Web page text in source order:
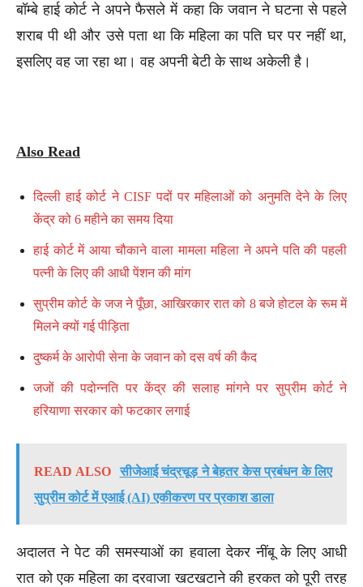
बॉम्बे हाई कोर्ट ने अपने फैसले में कहा कि जवान ने घटना से पहले
शराब पी थी और उसे पता था कि महिला का पति घर पर नहीं था,
इसलिए वह जा रहा था। वह अपनी बेटी के साथ अकेली है।
Also Read
दिल्ली हाई कोर्ट ने CISF पदों पर महिलाओं को अनुमति देने के लिए
केंद्र को 6 महीने का समय दिया
हाई कोर्ट में आया चौकाने वाला मामला महिला ने अपने पति की पहली
पत्नी के लिए की आधी पेंशन की मांग
सुप्रीम कोर्ट के जज ने पूँछा, आखिरकार रात को 8 बजे होटल के रूम में
मिलने क्यों गई पीड़िता
दुष्कर्म के आरोपी सेना के जवान को दस वर्ष की कैद
जजों की पदोन्नति पर केंद्र की सलाह मांगने पर सुप्रीम कोर्ट ने
हरियाणा सरकार को फटकार लगाई
READ ALSO
सीजेआई चंद्रचूड़ ने बेहतर केस प्रबंधन के लिए
सुप्रीम कोर्ट में एआई (AI) एकीकरण पर प्रकाश डाला
अदालत ने पेट की समस्याओं का हवाला देकर नींबू के लिए आधी
रात को एक महिला का दरवाजा खटखटाने की हरकत को पूरी तरह